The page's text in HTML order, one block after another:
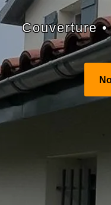
Couverture